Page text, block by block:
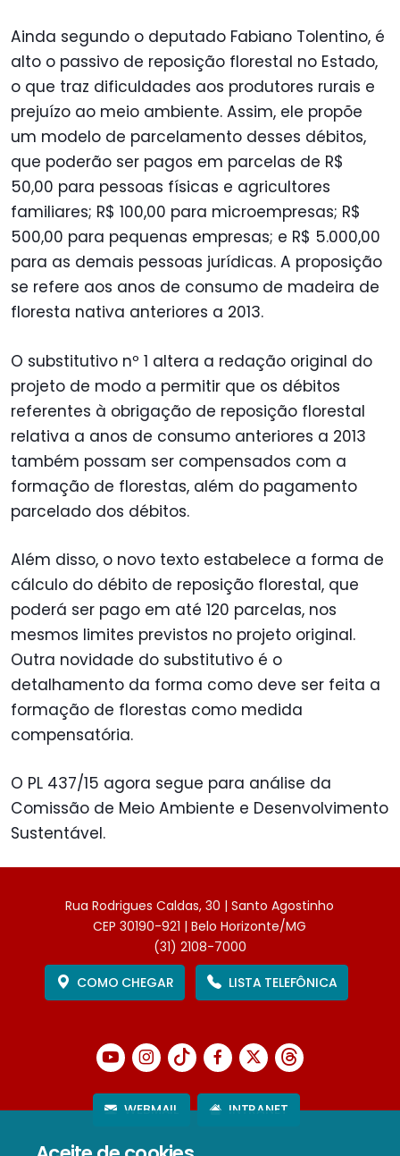
Ainda segundo o deputado Fabiano Tolentino, é
alto o passivo de reposição florestal no Estado,
o que traz dificuldades aos produtores rurais e
prejuízo ao meio ambiente. Assim, ele propõe
um modelo de parcelamento desses débitos,
que poderão ser pagos em parcelas de R$
50,00 para pessoas físicas e agricultores
familiares; R$ 100,00 para microempresas; R$
500,00 para pequenas empresas; e R$ 5.000,00
para as demais pessoas jurídicas. A proposição
se refere aos anos de consumo de madeira de
floresta nativa anteriores a 2013.
O substitutivo nº 1 altera a redação original do
projeto de modo a permitir que os débitos
referentes à obrigação de reposição florestal
relativa a anos de consumo anteriores a 2013
também possam ser compensados com a
formação de florestas, além do pagamento
parcelado dos débitos.
Além disso, o novo texto estabelece a forma de
cálculo do débito de reposição florestal, que
poderá ser pago em até 120 parcelas, nos
mesmos limites previstos no projeto original.
Outra novidade do substitutivo é o
detalhamento da forma como deve ser feita a
formação de florestas como medida
compensatória.
O PL 437/15 agora segue para análise da
Comissão de Meio Ambiente e Desenvolvimento
Sustentável.
Rua Rodrigues Caldas, 30 | Santo Agostinho
CEP 30190-921 | Belo Horizonte/MG
(31) 2108-7000
COMO CHEGAR
LISTA TELEFÔNICA
WEBMAIL INTRANET